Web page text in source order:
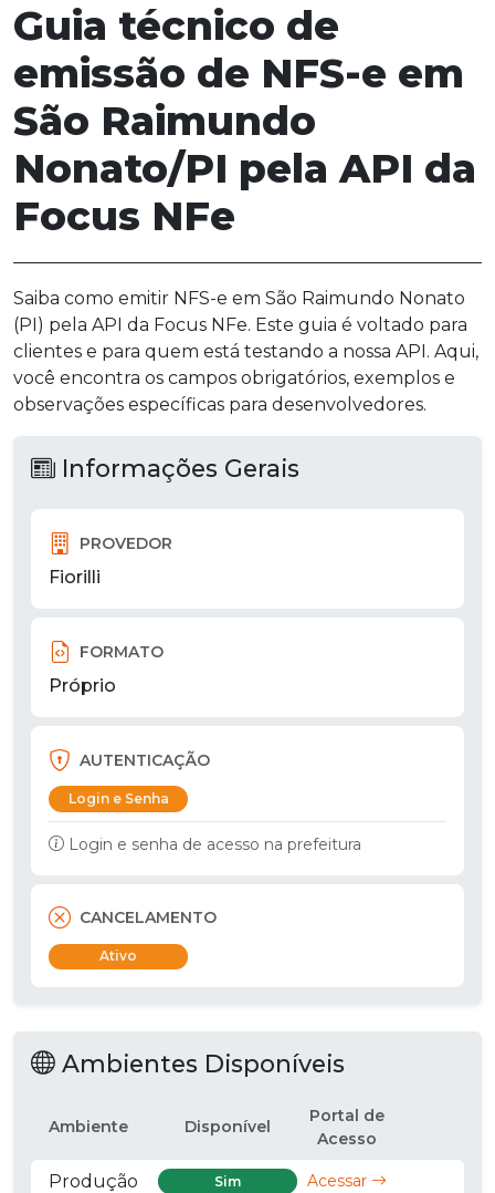
Guia técnico de
emissão de NFS-e em
São Raimundo
Nonato/PI pela API da
Focus NFe
Saiba como emitir NFS-e em São Raimundo Nonato
(PI) pela API da Focus NFe. Este guia é voltado para
clientes e para quem está testando a nossa API. Aqui,
você encontra os campos obrigatórios, exemplos e
observações específicas para desenvolvedores.
Informações Gerais
PROVEDOR
Fiorilli
FORMATO
Próprio
AUTENTICAÇÃO
Login e Senha
Login e senha de acesso na prefeitura
CANCELAMENTO
Ativo
Ambientes Disponíveis
Ambiente Disponível
Portal de
Acesso
Produção Sim Acessar